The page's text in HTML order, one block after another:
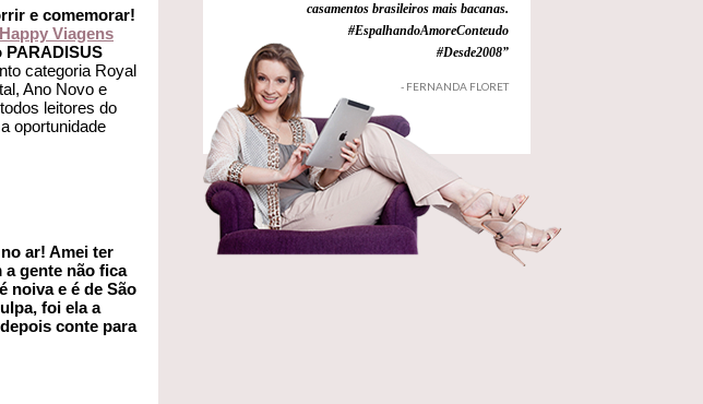
e comemorar!
Viagens
PARADISUS
categoria Royal
Ano Novo e
leitores do
oportunidade
ar! Amei ter
gente não fica
noiva e é de São
foi ela a
conte para
casamentos brasileiros mais bacanas.
#EspalhandoAmoreConteudo
#Desde2008”
- FERNANDA FLORET